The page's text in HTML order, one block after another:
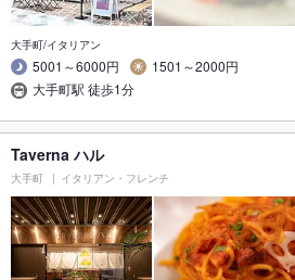
大手町/イタリアン
5001～6000円
1501～2000円
大手町駅 徒歩1分
Taverna ハル
大手町 イタリアン・フレンチ